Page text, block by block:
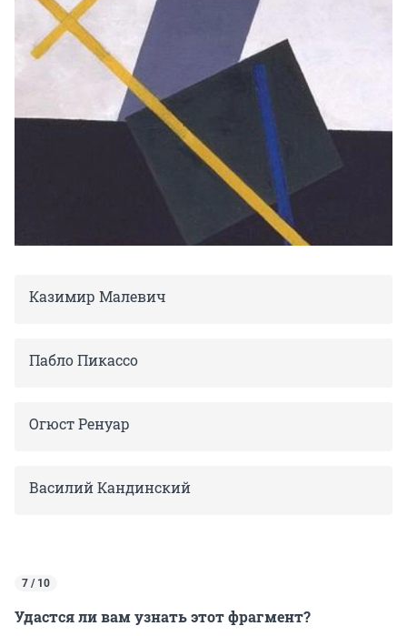
Казимир Малевич
Пабло Пикассо
Огюст Ренуар
Василий Кандинский
7 / 10
Удастся ли вам узнать этот фрагмент?